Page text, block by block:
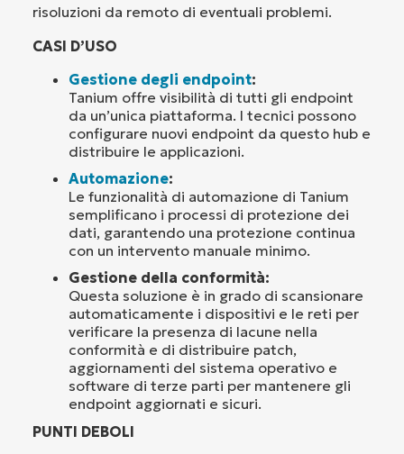
risoluzioni da remoto di eventuali problemi.
CASI D’USO
Gestione degli endpoint:
Tanium offre visibilità di tutti gli endpoint
da un’unica piattaforma. I tecnici possono
configurare nuovi endpoint da questo hub e
distribuire le applicazioni.
Automazione:
Le funzionalità di automazione di Tanium
semplificano i processi di protezione dei
dati, garantendo una protezione continua
con un intervento manuale minimo.
Gestione della conformità:
Questa soluzione è in grado di scansionare
automaticamente i dispositivi e le reti per
verificare la presenza di lacune nella
conformità e di distribuire patch,
aggiornamenti del sistema operativo e
software di terze parti per mantenere gli
endpoint aggiornati e sicuri.
PUNTI DEBOLI